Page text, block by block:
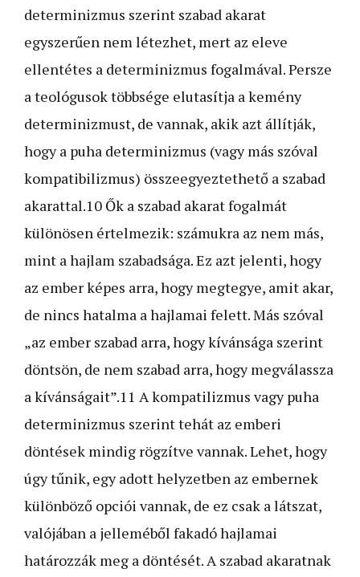
determinizmus szerint szabad akarat
egyszerűen nem létezhet, mert az eleve
ellentétes a determinizmus fogalmával. Persze
a teológusok többsége elutasítja a kemény
determinizmust, de vannak, akik azt állítják,
hogy a puha determinizmus (vagy más szóval
kompatibilizmus) összeegyeztethető a szabad
akarattal.10 Ők a szabad akarat fogalmát
különösen értelmezik: számukra az nem más,
mint a hajlam szabadsága. Ez azt jelenti, hogy
az ember képes arra, hogy megtegye, amit akar,
de nincs hatalma a hajlamai felett. Más szóval
„az ember szabad arra, hogy kívánsága szerint
döntsön, de nem szabad arra, hogy megválassza
a kívánságait”.11 A kompatilizmus vagy puha
determinizmus szerint tehát az emberi
döntések mindig rögzítve vannak. Lehet, hogy
úgy tűnik, egy adott helyzetben az embernek
különböző opciói vannak, de ez csak a látszat,
valójában a jelleméből fakadó hajlamai
határozzák meg a döntését. A szabad akaratnak